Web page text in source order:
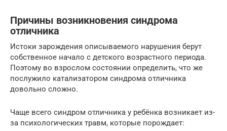
Причины возникновения синдрома
отличника
Истоки зарождения описываемого нарушения берут
собственное начало с детского возрастного периода.
Поэтому во взрослом состоянии определить, что же
послужило катализатором синдрома отличника
довольно сложно.
Чаще всего синдром отличника у ребёнка возникает из-
за психологических травм, которые порождает: